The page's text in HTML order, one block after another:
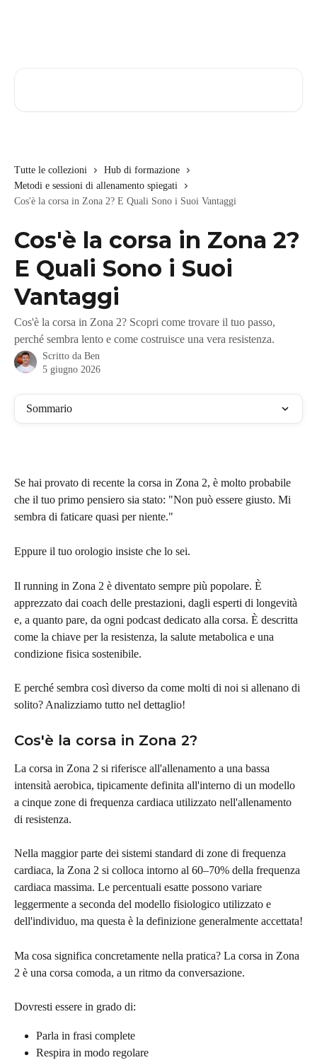
Tutte le collezioni
Hub di formazione
Metodi e sessioni di allenamento spiegati
Cos'è la corsa in Zona 2? E Quali Sono i Suoi Vantaggi
Cos'è la corsa in Zona 2?
E Quali Sono i Suoi
Vantaggi
Cos'è la corsa in Zona 2? Scopri come trovare il tuo passo,
perché sembra lento e come costruisce una vera resistenza.
Scritto da Ben
5 giugno 2026
Sommario
Se hai provato di recente la corsa in Zona 2, è molto probabile
che il tuo primo pensiero sia stato: "Non può essere giusto. Mi
sembra di faticare quasi per niente."
Eppure il tuo orologio insiste che lo sei.
Il running in Zona 2 è diventato sempre più popolare. È
apprezzato dai coach delle prestazioni, dagli esperti di longevità
e, a quanto pare, da ogni podcast dedicato alla corsa. È descritta
come la chiave per la resistenza, la salute metabolica e una
condizione fisica sostenibile.
E perché sembra così diverso da come molti di noi si allenano di
solito? Analizziamo tutto nel dettaglio!
Cos'è la corsa in Zona 2?
La corsa in Zona 2 si riferisce all'allenamento a una bassa
intensità aerobica, tipicamente definita all'interno di un modello
a cinque zone di frequenza cardiaca utilizzato nell'allenamento
di resistenza.
Nella maggior parte dei sistemi standard di zone di frequenza
cardiaca, la Zona 2 si colloca intorno al 60–70% della frequenza
cardiaca massima. Le percentuali esatte possono variare
leggermente a seconda del modello fisiologico utilizzato e
dell'individuo, ma questa è la definizione generalmente accettata!
Ma cosa significa concretamente nella pratica? La corsa in Zona
2 è una corsa comoda, a un ritmo da conversazione.
Dovresti essere in grado di:
Parla in frasi complete
Respira in modo regolare